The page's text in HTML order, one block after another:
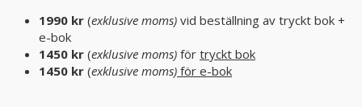
1990 kr (exklusive moms) vid beställning av tryckt bok +
e-bok
1450 kr (exklusive moms) för tryckt bok
1450 kr (exklusive moms) för e-bok